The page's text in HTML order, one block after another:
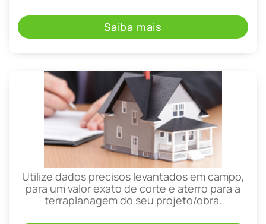
Saiba mais
Utilize dados precisos levantados em campo,
para um valor exato de corte e aterro para a
terraplanagem do seu projeto/obra.